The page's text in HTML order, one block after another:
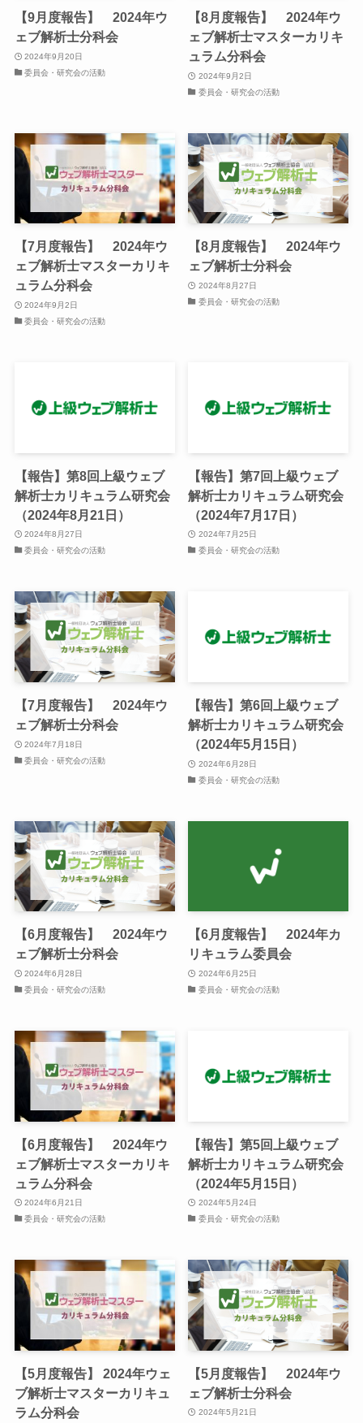
【9月度報告】 2024年ウ
ェブ解析士分科会
2024年9月20日
委員会・研究会の活動
【8月度報告】 2024年ウ
ェブ解析士マスターカリキ
ュラム分科会
2024年9月2日
委員会・研究会の活動
【7月度報告】 2024年ウ
ェブ解析士マスターカリキ
ュラム分科会
2024年9月2日
委員会・研究会の活動
【8月度報告】 2024年ウ
ェブ解析士分科会
2024年8月27日
委員会・研究会の活動
【報告】第8回上級ウェブ
解析士カリキュラム研究会
（2024年8月21日）
2024年8月27日
委員会・研究会の活動
【報告】第7回上級ウェブ
解析士カリキュラム研究会
（2024年7月17日）
2024年7月25日
委員会・研究会の活動
【7月度報告】 2024年ウ
ェブ解析士分科会
2024年7月18日
委員会・研究会の活動
【報告】第6回上級ウェブ
解析士カリキュラム研究会
（2024年5月15日）
2024年6月28日
委員会・研究会の活動
【6月度報告】 2024年ウ
ェブ解析士分科会
2024年6月28日
委員会・研究会の活動
【6月度報告】 2024年カ
リキュラム委員会
2024年6月25日
委員会・研究会の活動
【6月度報告】 2024年ウ
ェブ解析士マスターカリキ
ュラム分科会
2024年6月21日
委員会・研究会の活動
【報告】第5回上級ウェブ
解析士カリキュラム研究会
（2024年5月15日）
2024年5月24日
委員会・研究会の活動
【5月度報告】 2024年ウェ
ブ解析士マスターカリキュ
ラム分科会
【5月度報告】 2024年ウ
ェブ解析士分科会
2024年5月21日